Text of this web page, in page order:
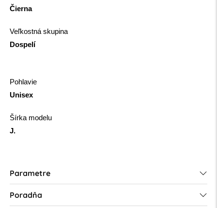
Čierna
Veľkostná skupina
Dospelí
Pohlavie
Unisex
Šírka modelu
J.
Parametre
Poradňa